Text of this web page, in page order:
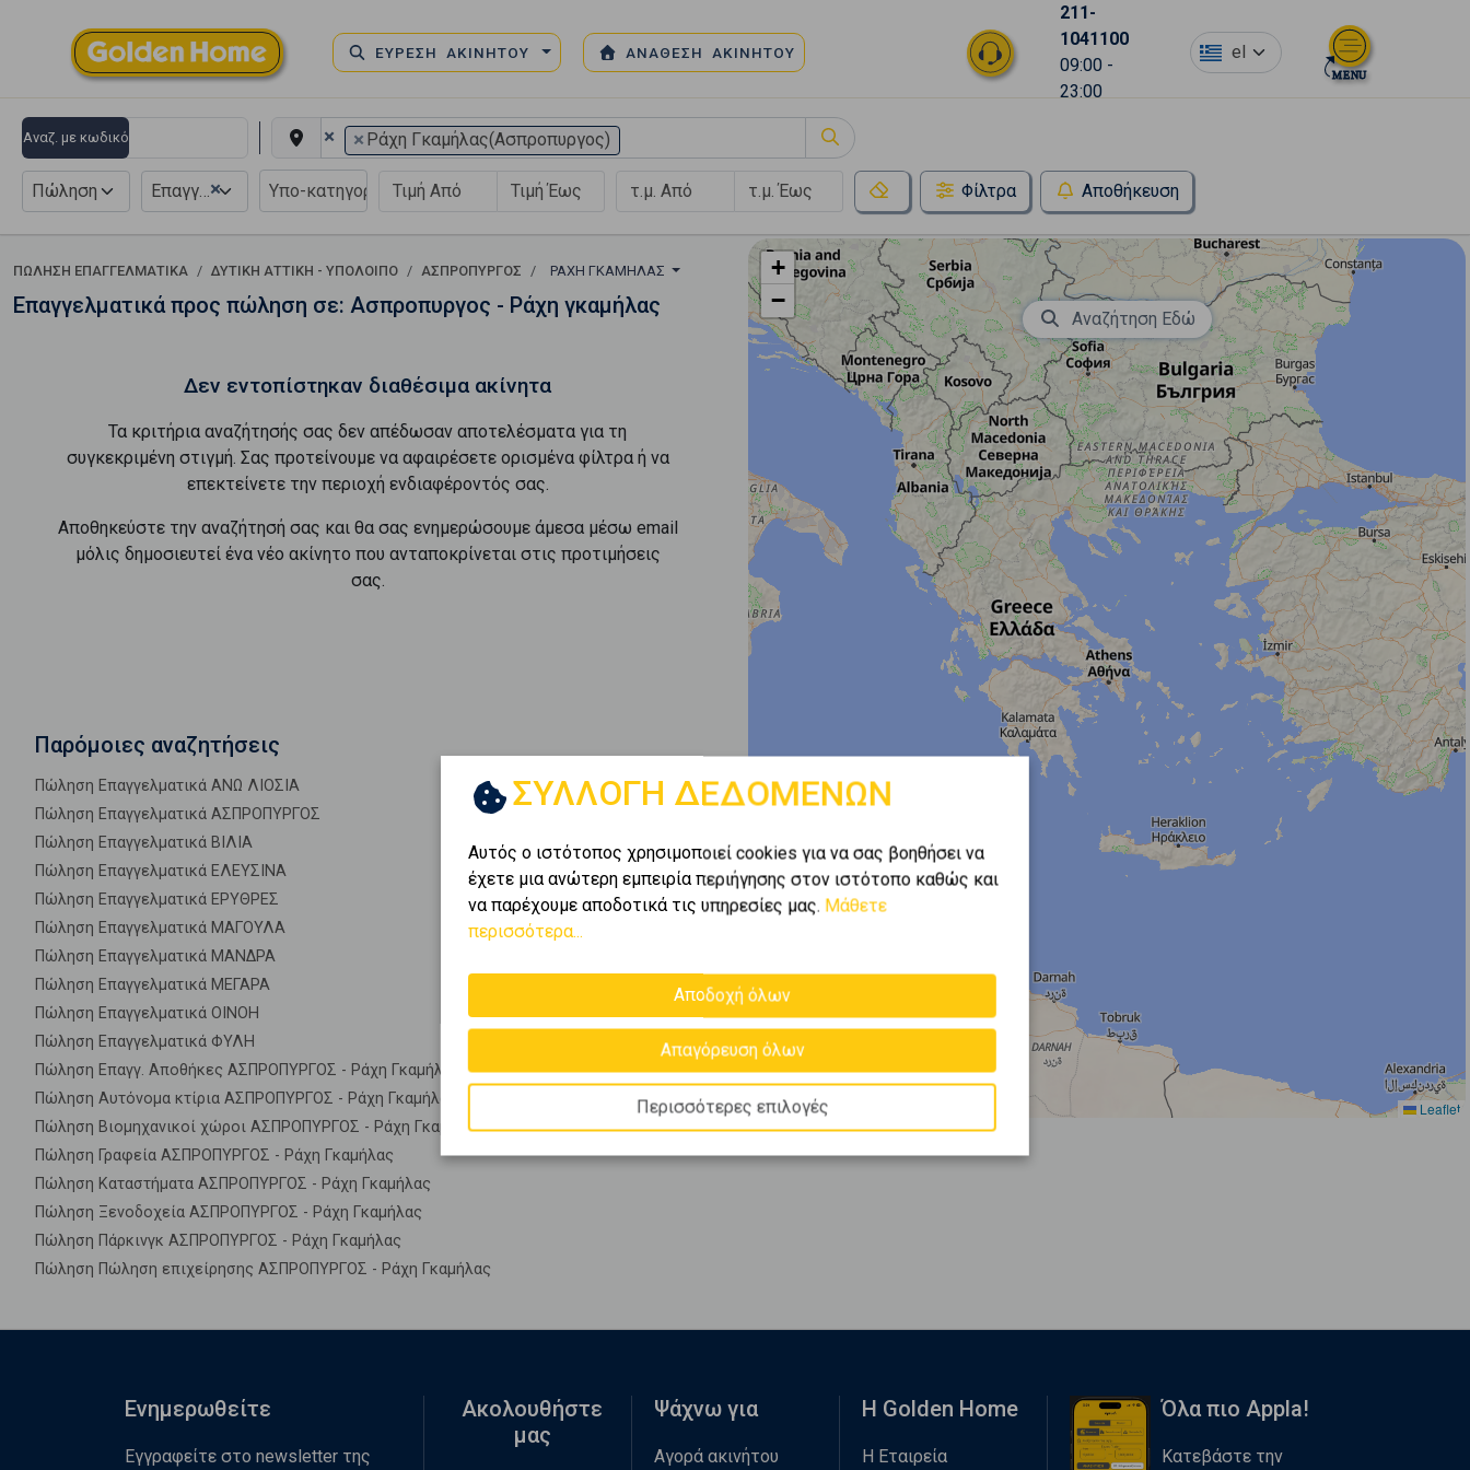
ΕΥΡΕΣΗ ΑΚΙΝΗΤΟΥ ΑΝΑΘΕΣΗ ΑΚΙΝΗΤΟΥ
211-
1041100
09:00 -
23:00
el
Αναζ. με κωδικό × × Ράχη Γκαμήλας(Ασπροπυργος)
Πώληση ×
Επαγγελματικό Φίλτρα Αποθήκευση
ΠΏΛΗΣΗ ΕΠΑΓΓΕΛΜΑΤΙΚΆ ΔΥΤΙΚΗ ΑΤΤΙΚΗ - ΥΠΟΛΟΙΠΟ ΑΣΠΡΟΠΥΡΓΟΣ ΡΆΧΗ ΓΚΑΜΉΛΑΣ
Επαγγελματικά προς πώληση σε: Ασπροπυργος - Ράχη γκαμήλας
Δεν εντοπίστηκαν διαθέσιμα ακίνητα
Τα κριτήρια αναζήτησής σας δεν απέδωσαν αποτελέσματα για τη
συγκεκριμένη στιγμή. Σας προτείνουμε να αφαιρέσετε ορισμένα φίλτρα ή να
επεκτείνετε την περιοχή ενδιαφέροντός σας.
Αποθηκεύστε την αναζήτησή σας και θα σας ενημερώσουμε άμεσα μέσω email
μόλις δημοσιευτεί ένα νέο ακίνητο που ανταποκρίνεται στις προτιμήσεις
σας.
Παρόμοιες αναζητήσεις
Πώληση Επαγγελματικά ΑΝΩ ΛΙΟΣΙΑ
Πώληση Επαγγελματικά ΑΣΠΡΟΠΥΡΓΟΣ
Πώληση Επαγγελματικά ΒΙΛΙΑ
Πώληση Επαγγελματικά ΕΛΕΥΣΙΝΑ
Πώληση Επαγγελματικά ΕΡΥΘΡΕΣ
Πώληση Επαγγελματικά ΜΑΓΟΥΛΑ
Πώληση Επαγγελματικά ΜΑΝΔΡΑ
Πώληση Επαγγελματικά ΜΕΓΑΡΑ
Πώληση Επαγγελματικά ΟΙΝΟΗ
Πώληση Επαγγελματικά ΦΥΛΗ
Πώληση Επαγγ. Αποθήκες ΑΣΠΡΟΠΥΡΓΟΣ - Ράχη Γκαμήλας
Πώληση Αυτόνομα κτίρια ΑΣΠΡΟΠΥΡΓΟΣ - Ράχη Γκαμήλας
Πώληση Βιομηχανικοί χώροι ΑΣΠΡΟΠΥΡΓΟΣ - Ράχη Γκαμήλας
Πώληση Γραφεία ΑΣΠΡΟΠΥΡΓΟΣ - Ράχη Γκαμήλας
Πώληση Καταστήματα ΑΣΠΡΟΠΥΡΓΟΣ - Ράχη Γκαμήλας
Πώληση Ξενοδοχεία ΑΣΠΡΟΠΥΡΓΟΣ - Ράχη Γκαμήλας
Πώληση Πάρκινγκ ΑΣΠΡΟΠΥΡΓΟΣ - Ράχη Γκαμήλας
Πώληση Πώληση επιχείρησης ΑΣΠΡΟΠΥΡΓΟΣ - Ράχη Γκαμήλας
+
−
Leaflet
Αναζήτηση Εδώ
ΣΥΛΛΟΓΗ ΔΕΔΟΜΕΝΩΝ
Αυτός ο ιστότοπος χρησιμοποιεί cookies για να σας βοηθήσει να
έχετε μια ανώτερη εμπειρία περιήγησης στον ιστότοπο καθώς και
να παρέχουμε αποδοτικά τις υπηρεσίες μας. Μάθετε
περισσότερα...
Αποδοχή όλων
Απαγόρευση όλων
Περισσότερες επιλογές
Ενημερωθείτε
Εγγραφείτε στο newsletter της
Ακολουθήστε
μας
Ψάχνω για
Αγορά ακινήτου
Η Golden Home
Η Εταιρεία
Όλα πιο Appla!
Κατεβάστε την